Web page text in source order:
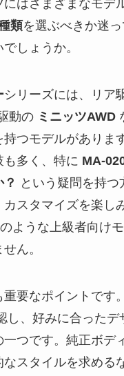
にはさまざまなモデ
類を選ぶべきか迷
しょうか。
シリーズには、リア
動の ミニッツAWD
つモデルがありま
も多く、特に MA-
という疑問を持つ
カスタマイズを楽し
ような上級者向け
ん。
要なポイントです。
し、好みに合ったデ
つです。純正ボデ
スタイルを求める